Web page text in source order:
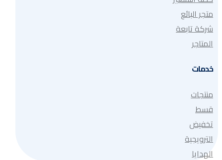
متجر البائع
شركة تابعة
المتاجر
خدمات
منتجات
قسط
تخفيض
الترويجية
الهدايا